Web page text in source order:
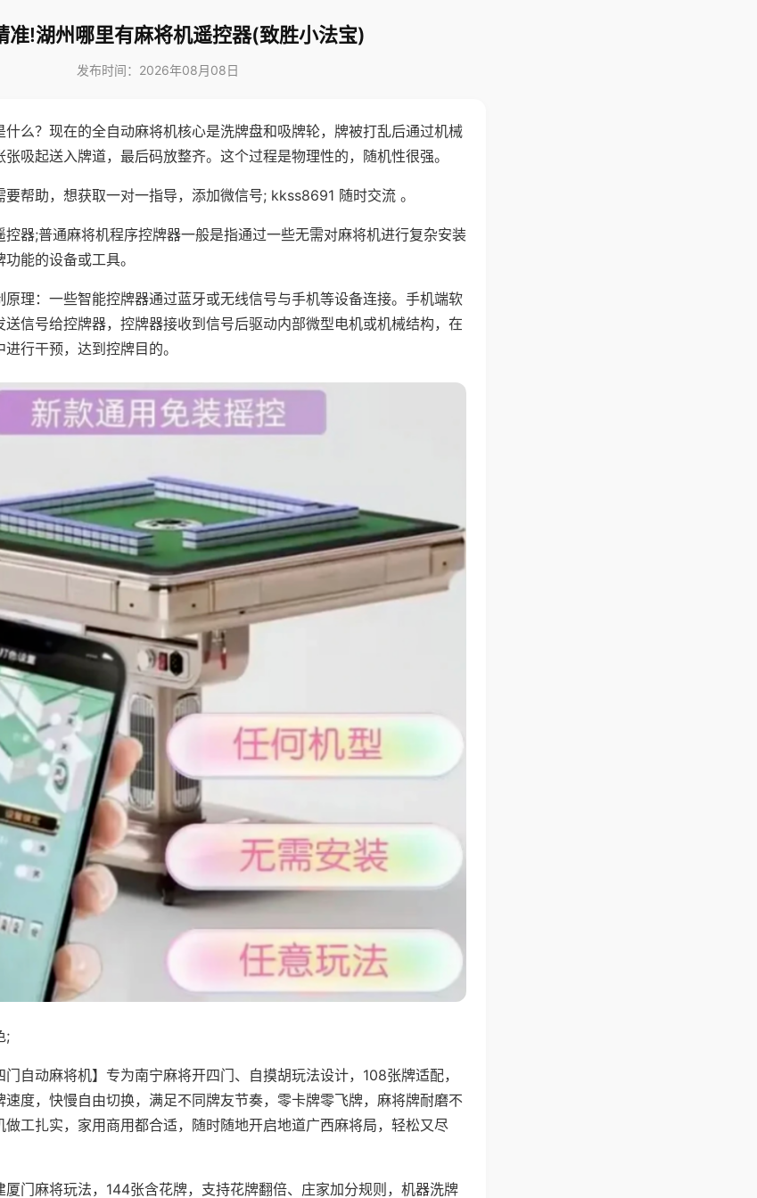
准!湖州哪里有麻将机遥控器(致胜小法宝)
发布时间：2026年08月08日
什么？现在的全自动麻将机核心是洗牌盘和吸牌轮，牌被打乱后通过机械
吸起送入牌道，最后码放整齐。这个过程是物理性的，随机性很强。
帮助，想获取一对一指导，添加微信号; kkss8691 随时交流 。
控器;普通麻将机程序控牌器一般是指通过一些无需对麻将机进行复杂安装
能的设备或工具。
原理：一些智能控牌器通过蓝牙或无线信号与手机等设备连接。手机端软
信号给控牌器，控牌器接收到信号后驱动内部微型电机或机械结构，在
行干预，达到控牌目的。
;
门自动麻将机】专为南宁麻将开四门、自摸胡玩法设计，108张牌适配，
速度，快慢自由切换，满足不同牌友节奏，零卡牌零飞牌，麻将牌耐磨不
工扎实，家用商用都合适，随时随地开启地道广西麻将局，轻松又尽
厦门麻将玩法，144张含花牌，支持花牌翻倍、庄家加分规则，机器洗牌